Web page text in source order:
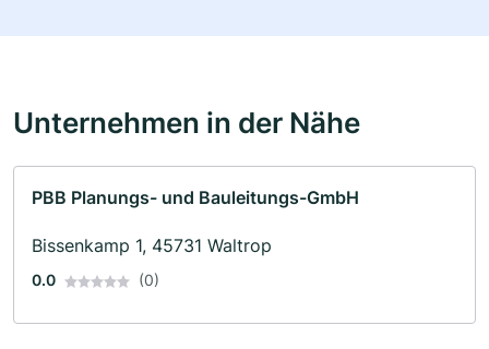
Unternehmen in der Nähe
PBB Planungs- und Bauleitungs-GmbH
Bissenkamp 1, 45731 Waltrop
0.0 (0)